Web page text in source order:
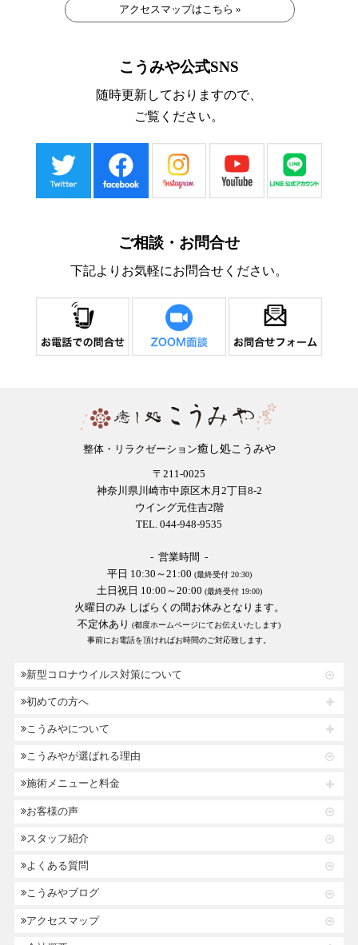
アクセスマップはこちら »
こうみや公式SNS
随時更新しておりますので、
ご覧ください。
ご相談・お問合せ
下記よりお気軽にお問合せください。
整体・リラクゼーション癒し処こうみや
〒211-0025
神奈川県川崎市中原区木月2丁目8-2
ウイング元住吉2階
TEL. 044-948-9535
- 営業時間 -
平日 10:30～21:00 (最終受付 20:30)
土日祝日 10:00～20:00 (最終受付 19:00)
火曜日のみ しばらくの間お休みとなります。
不定休あり (都度ホームページにてお伝えいたします)
事前にお電話を頂ければお時間のご対応致します。
新型コロナウイルス対策について
初めての方へ
こうみやについて
こうみやが選ばれる理由
施術メニューと料金
お客様の声
スタッフ紹介
よくある質問
こうみやブログ
アクセスマップ